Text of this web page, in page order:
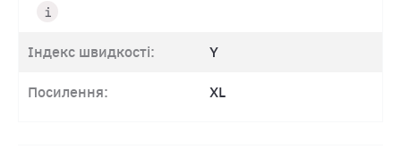
Індекс швидкості: Y
Посилення: XL